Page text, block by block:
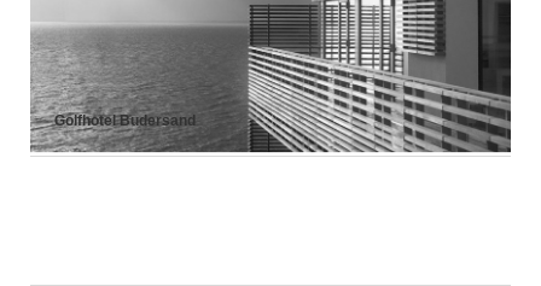
Golfhotel Budersand